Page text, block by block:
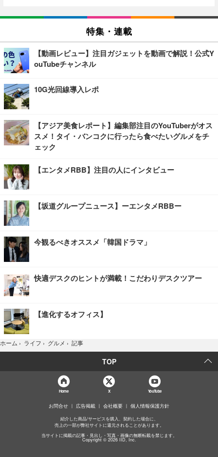
特集・連載
【動画レビュー】注目ガジェットを動画で解説！公式Y
ouTubeチャンネル
10G光回線導入レポ
【アジア美食レポート】編集部注目のYouTuberがオス
スメ！タイ・バンコクに行ったら食べたいグルメをチ
ェック
【エンタメRBB】注目の人にインタビュー
【坂道グループニュース】ーエンタメRBBー
今観るべきオススメ「韓国ドラマ」
快適デスクのヒントが満載！こだわりデスクツアー
【進化するオフィス】
ホーム › ライフ › グルメ › 記事
TOP
Home X YouTube
お問合せ 広告掲載 会社概要 個人情報保護方針
紹介した商品/サービスを購入、契約した場合に、
売上の一部が弊社サイトに還元されることがあります。
当サイトに掲載の記事・見出し・写真・画像の無断転載を禁じます。
Copyright © 2026 IID, Inc.